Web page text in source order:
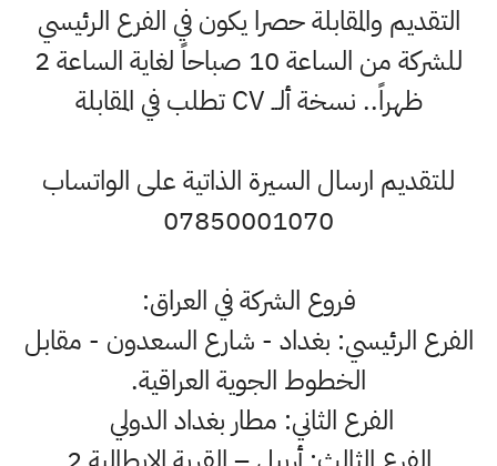
التقديم والمقابلة حصرا يكون في الفرع الرئيسي
للشركة من الساعة 10 صباحاً لغاية الساعة 2
ظهراً.. نسخة ألــ CV تطلب في المقابلة
للتقديم ارسال السيرة الذاتية على الواتساب
07850001070
فروع الشركة في العراق:
الفرع الرئيسي: بغداد - شارع السعدون - مقابل
الخطوط الجوية العراقية.
الفرع الثاني: مطار بغداد الدولي